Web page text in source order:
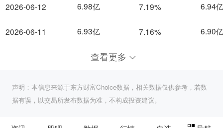
2026-06-12
2026-06-11
6.98亿 7.19% 6.94亿
6.93亿 7.16% 6.90亿
查看更多
声明：本信息来源于东方财富Choice数据，相关数据仅供参考，若数
据有误，以交易所发布数据为准，不构成投资建议。